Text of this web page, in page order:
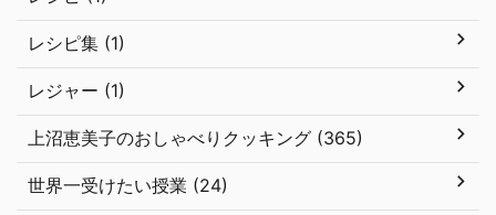
レシピ集 (1)
レジャー (1)
上沼恵美子のおしゃべりクッキング (365)
世界一受けたい授業 (24)